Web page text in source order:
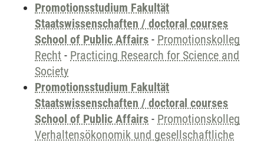
Promotionsstudium Fakultät
Staatswissenschaften / doctoral courses
School of Public Affairs - Promotionskolleg
Recht - Practicing Research for Science and
Society
Promotionsstudium Fakultät
Staatswissenschaften / doctoral courses
School of Public Affairs - Promotionskolleg
Verhaltensökonomik und gesellschaftliche